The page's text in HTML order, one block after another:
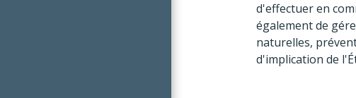
d'effectuer en
également de
naturelles,
d'implication de